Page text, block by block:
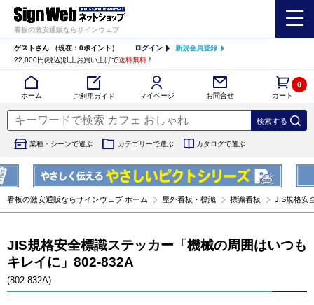
看板の激安通販ならサインウェブ
ゲストさん （現在：0ポイント） ログイン
新規会員登録
22,000円(税込)以上お買い上げで送料無料 ！
ホーム ご利用ガイド マイページ お問合せ カート
0
業種・シーンで選ぶ カテゴリーで選ぶ カタログで選ぶ
看板の激安通販ならサインウェブ ホーム 屋外看板・標識 標識看板 JIS規格安
JIS規格安全標識ステッカー「機械の周囲はいつも
キレイに」802-832A
(802-832A)